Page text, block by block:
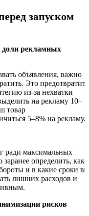
запуском
доли рекламных
объявления, важно
Это предотвратит
из-за нехватки
на рекламу 10–
товар
5–8% на рекламу.
ради максимальных
определить,
и в какие сроки вы
лишних расходов и
рисков